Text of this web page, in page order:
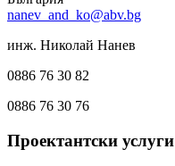
nanev_and_ko@abv.bg
инж. Николай Нанев
0886 76 30 82
0886 76 30 76
Проектантски услуги